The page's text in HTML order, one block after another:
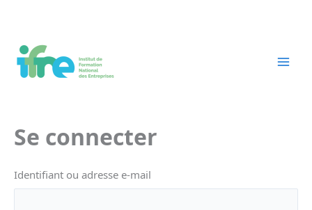
contenu
Se connecter
Identifiant ou adresse e-mail